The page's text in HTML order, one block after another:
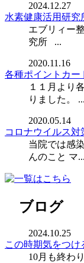
2024.12.27
水素健康活用研究
エブリィー
究所 ...
2020.11.16
各種ポイントカー
１１月より
りました。 ...
2020.05.14
コロナウイルス
当院では感
んのこと マ...
ブログ
2024.10.25
この時期気をつけ
10月も終わ